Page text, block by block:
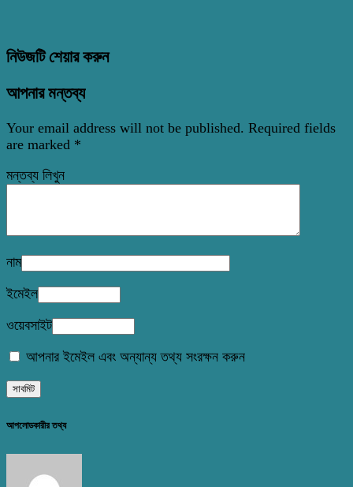
নিউজটি শেয়ার করুন
আপনার মন্তব্য
Your email address will not be published. Required fields
are marked *
মন্তব্য লিখুন
নাম
ইমেইল
ওয়েবসাইট
আপনার ইমেইল এবং অন্যান্য তথ্য সংরক্ষন করুন
আপলোডকারীর তথ্য